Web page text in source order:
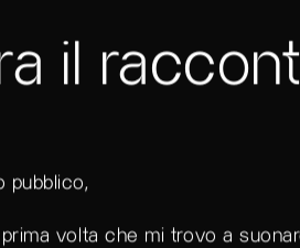
il
pubblico,
volta che mi trovo a